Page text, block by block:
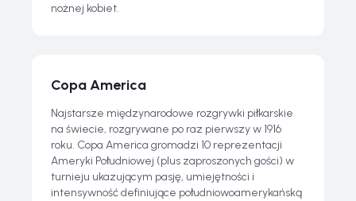
nożnej kobiet.
Copa America
Najstarsze międzynarodowe rozgrywki piłkarskie
na świecie, rozgrywane po raz pierwszy w 1916
roku. Copa America gromadzi 10 reprezentacji
Ameryki Południowej (plus zaproszonych gości) w
turnieju ukazującym pasję, umiejętności i
intensywność definiujące południowoamerykańską